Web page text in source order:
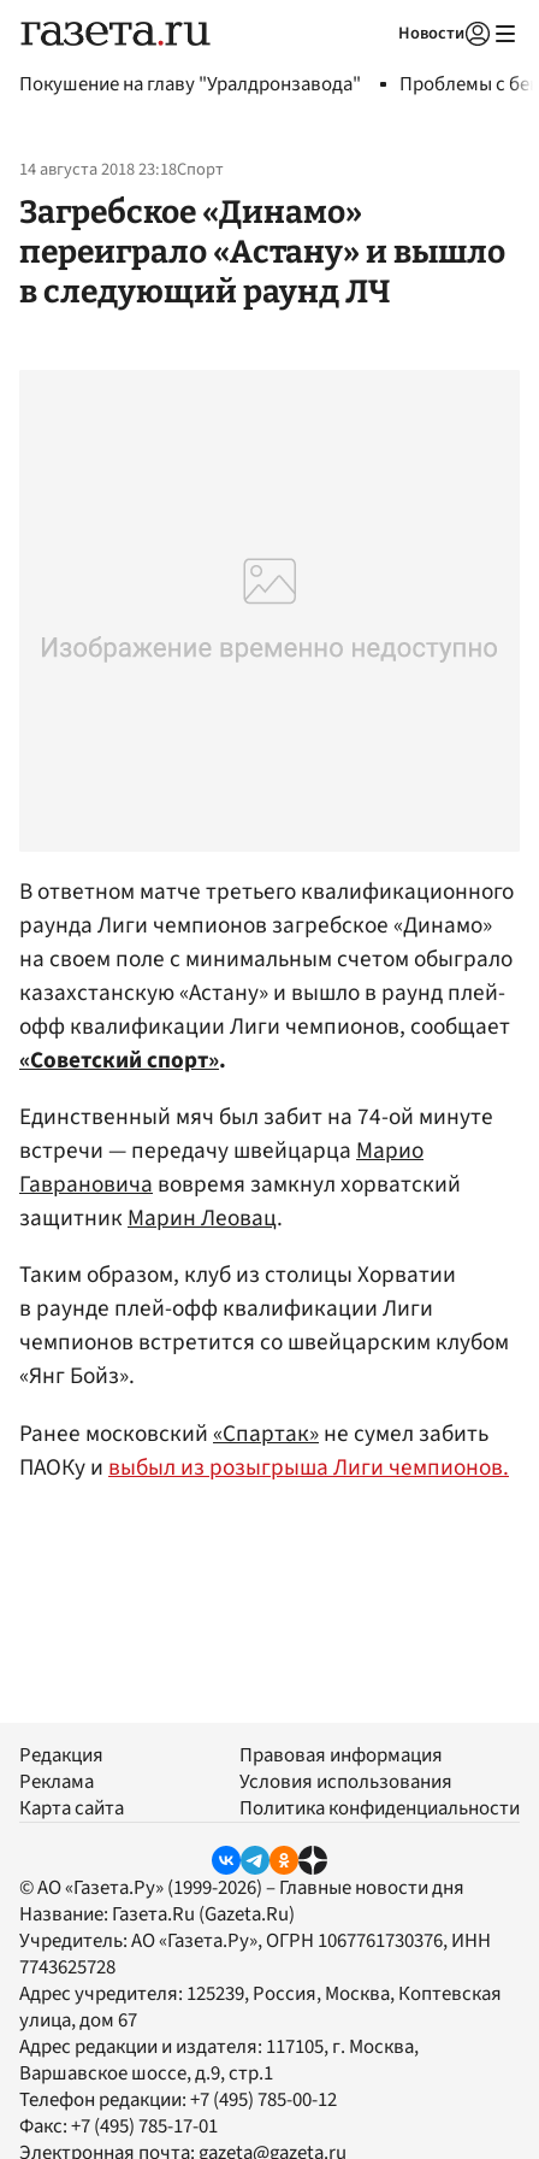
Новости
Покушение на главу "Уралдронзавода" Проблемы с
14 августа 2018 23:18Спорт
Загребское «Динамо»
переиграло «Астану» и вышло
в следующий раунд ЛЧ
В ответном матче третьего квалификационного
раунда Лиги чемпионов загребское «Динамо»
на своем поле с минимальным счетом обыграло
казахстанскую «Астану» и вышло в раунд плей-
офф квалификации Лиги чемпионов, сообщает
«Советский спорт».
Единственный мяч был забит на 74-ой минуте
встречи — передачу швейцарцаМарио
Гаврановичавовремя замкнул хорватский
защитникМарин Леовац.
Таким образом, клуб из столицы Хорватии
в раунде плей-офф квалификации Лиги
чемпионов встретится со швейцарским клубом
«Янг Бойз».
Ранее московский«Спартак»не сумел забить
ПАОКу и выбыл из розыгрыша Лиги чемпионов.
Редакция
Реклама
Карта сайта
Правовая информация
Условия использования
Политика конфиденциальности
© АО «Газета.Ру» (1999-2026) – Главные новости дня
Название: Газета.Ru (Gazeta.Ru)
Учредитель:АО «Газета.Ру», ОГРН 1067761730376, ИНН
7743625728
Адрес учредителя: 125239, Россия, Москва, Коптевская
улица, дом 67
Адрес редакции и издателя: 117105, г. Москва,
Варшавское шоссе, д.9, стр.1
Телефон редакции:+7 (495) 785-00-12
Факс:+7 (495) 785-17-01
Электронная почта: gazeta@gazeta.ru